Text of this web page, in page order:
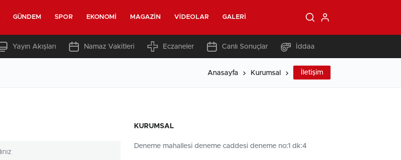
GÜNDEM SPOR EKONOMI MAGAZIN VIDEOLAR GALERI
Yayın Akışları Namaz Vakitleri Eczaneler Canlı Sonuçlar İddaa
Anasayfa Kurumsal İletişim
KURUMSAL
Deneme mahallesi deneme caddesi deneme no:1 dk:4